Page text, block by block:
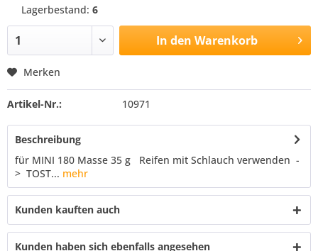
Lagerbestand: 6
In den Warenkorb
Merken
Artikel-Nr.: 10971
Beschreibung
für MINI 180 Masse 35 g Reifen mit Schlauch verwenden -
> TOST... mehr
Kunden kauften auch
Kunden haben sich ebenfalls angesehen